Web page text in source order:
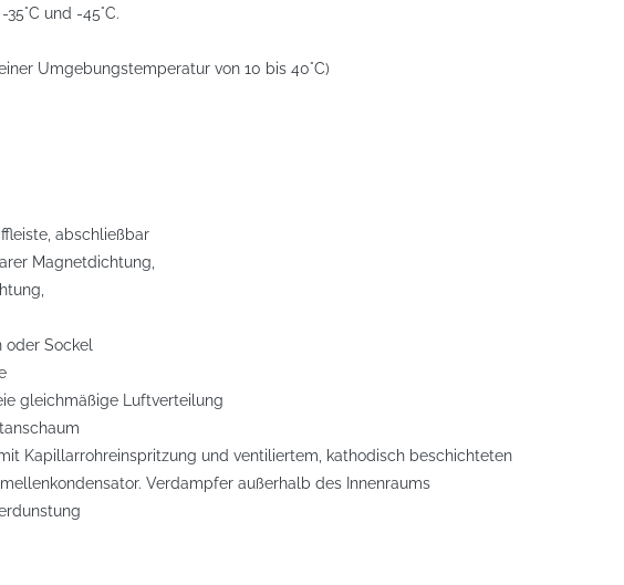
und -45°C.
Umgebungstemperatur von 10 bis 40°C)
abschließbar
Magnetdichtung,
oder Sockel
gleichmäßige Luftverteilung
Kapillarrohreinspritzung und ventiliertem, kathodisch beschichteten
Verdampfer außerhalb des Innenraums